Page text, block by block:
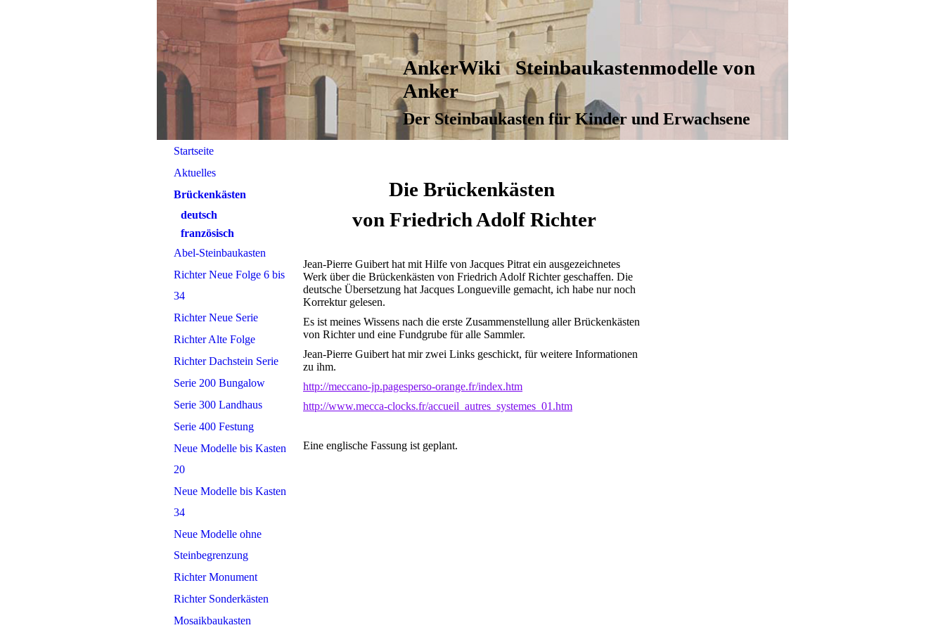
AnkerWiki Steinbaukastenmodelle von
Anker
Der Steinbaukasten für Kinder und Erwachsene
Startseite
Aktuelles
Brückenkästen
deutsch
französisch
Abel-Steinbaukasten
Richter Neue Folge 6 bis
34
Richter Neue Serie
Richter Alte Folge
Richter Dachstein Serie
Serie 200 Bungalow
Serie 300 Landhaus
Serie 400 Festung
Neue Modelle bis Kasten
20
Neue Modelle bis Kasten
34
Neue Modelle ohne
Steinbegrenzung
Richter Monument
Richter Sonderkästen
Mosaikbaukasten
Die Brückenkästen
von Friedrich Adolf Richter
Jean-Pierre Guibert hat mit Hilfe von Jacques Pitrat ein ausgezeichnetes
Werk über die Brückenkästen von Friedrich Adolf Richter geschaffen. Die
deutsche Übersetzung hat Jacques Longueville gemacht, ich habe nur noch
Korrektur gelesen.
Es ist meines Wissens nach die erste Zusammenstellung aller Brückenkästen
von Richter und eine Fundgrube für alle Sammler.
Jean-Pierre Guibert hat mir zwei Links geschickt, für weitere Informationen
zu ihm.
http://meccano-jp.pagesperso-orange.fr/index.htm
http://www.mecca-clocks.fr/accueil_autres_systemes_01.htm
Eine englische Fassung ist geplant.